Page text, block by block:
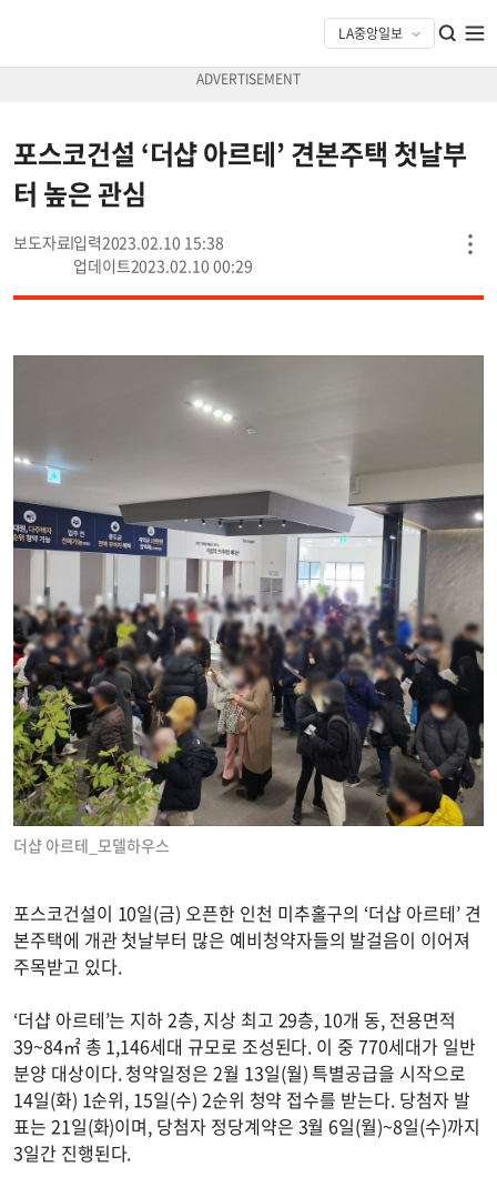
포스코건설 ‘더샵 아르테’ 견본주택 첫날부
터 높은 관심
보도자료
2023.02.10 15:38
2023.02.10 00:29
더샵 아르테_모델하우스
포스코건설이 10일(금) 오픈한 인천 미추홀구의 ‘더샵 아르테’ 견
본주택에 개관 첫날부터 많은 예비청약자들의 발걸음이 이어져
주목받고 있다.
‘더샵 아르테’는 지하 2층, 지상 최고 29층, 10개 동, 전용면적
39~84㎡ 총 1,146세대 규모로 조성된다. 이 중 770세대가 일반
분양 대상이다. 청약일정은 2월 13일(월) 특별공급을 시작으로
14일(화) 1순위, 15일(수) 2순위 청약 접수를 받는다. 당첨자 발
표는 21일(화)이며, 당첨자 정당계약은 3월 6일(월)~8일(수)까지
3일간 진행된다.